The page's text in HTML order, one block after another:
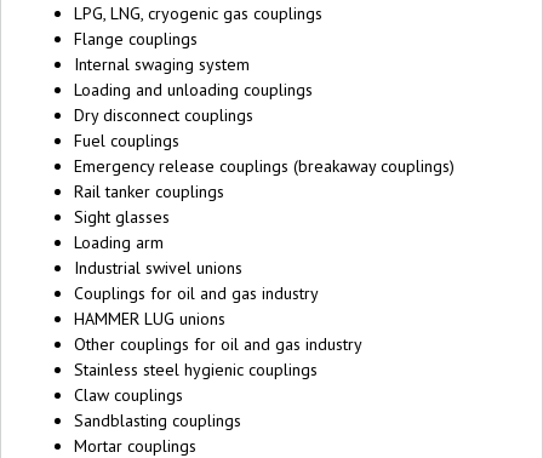
LPG, LNG, cryogenic gas couplings
Flange couplings
Internal swaging system
Loading and unloading couplings
Dry disconnect couplings
Fuel couplings
Emergency release couplings (breakaway couplings)
Rail tanker couplings
Sight glasses
Loading arm
Industrial swivel unions
Couplings for oil and gas industry
HAMMER LUG unions
Other couplings for oil and gas industry
Stainless steel hygienic couplings
Claw couplings
Sandblasting couplings
Mortar couplings